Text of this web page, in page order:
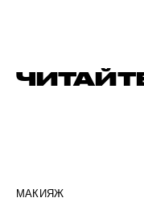
МАКИЯЖ